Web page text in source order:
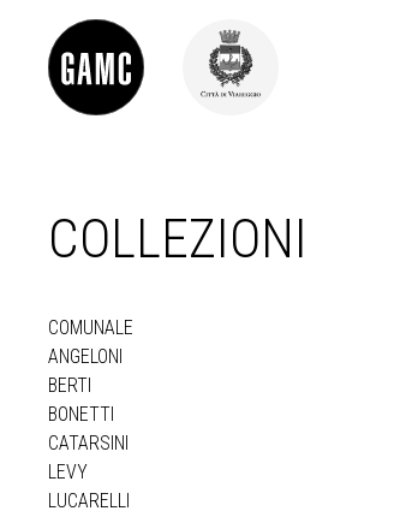
COLLEZIONI
COMUNALE
ANGELONI
BERTI
BONETTI
CATARSINI
LEVY
LUCARELLI